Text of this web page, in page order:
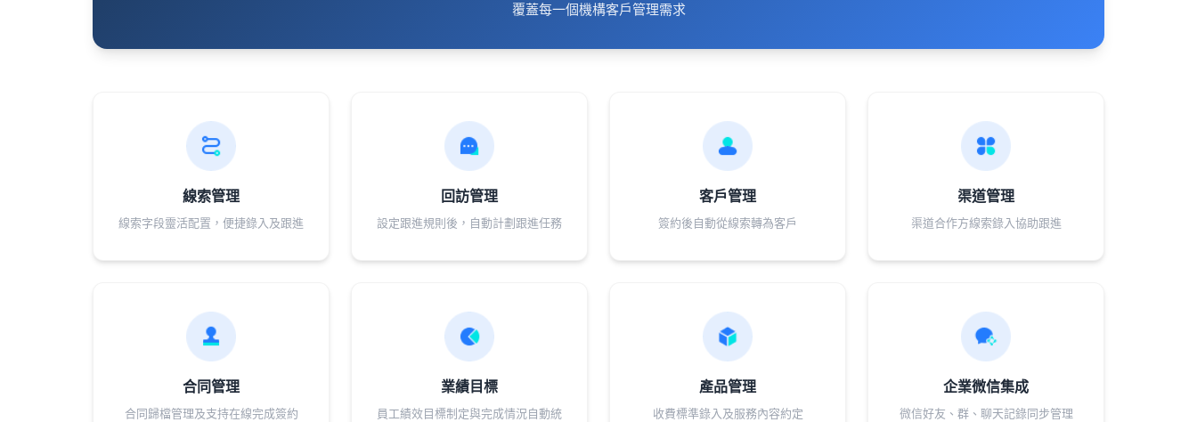
覆蓋每一個機構客戶管理需求
線索管理
線索字段靈活配置，便捷錄入及跟進
回訪管理
設定跟進規則後，自動計劃跟進任務
客戶管理
簽約後自動從線索轉為客戶
渠道管理
渠道合作方線索錄入協助跟進
合同管理
合同歸檔管理及支持在線完成簽約
業績目標
員工績效目標制定與完成情況自動統
產品管理
收費標準錄入及服務內容約定
企業微信集成
微信好友、群、聊天記錄同步管理